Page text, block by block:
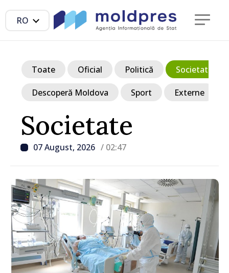
RO
Societate
07 August, 2026 / 02:47
Toate Oficial Politică Societate
Descoperă Moldova Sport Externe